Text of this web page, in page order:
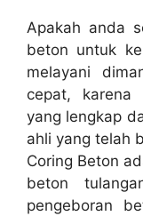
Apakah anda
beton untuk
melayani
cepat, karena
yang lengkap
ahli yang telah
Coring Beton
beton
pengeboran